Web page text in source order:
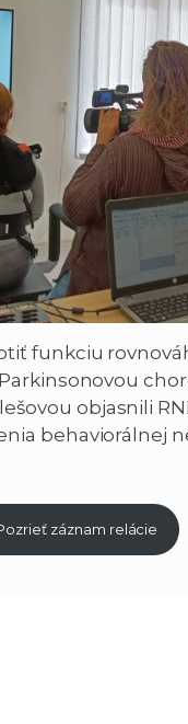
funkciu
objasnili
behaviorálnej
záznam relácie